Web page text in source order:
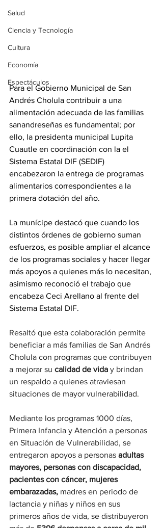
Salud
Ciencia y Tecnología
Cultura
Economía
Espectáculos
Para el Gobierno Municipal de San
Andrés Cholula contribuir a una
alimentación adecuada de las familias
sanandreseñas es fundamental; por
ello, la presidenta municipal Lupita
Cuautle en coordinación con la el
Sistema Estatal DIF (SEDIF)
encabezaron la entrega de programas
alimentarios correspondientes a la
primera dotación del año.
La munícipe destacó que cuando los
distintos órdenes de gobierno suman
esfuerzos, es posible ampliar el alcance
de los programas sociales y hacer llegar
más apoyos a quienes más lo necesitan,
asimismo reconoció el trabajo que
encabeza Ceci Arellano al frente del
Sistema Estatal DIF.
Resaltó que esta colaboración permite
beneficiar a más familias de San Andrés
Cholula con programas que contribuyen
a mejorar su calidad de vida y brindan
un respaldo a quienes atraviesan
situaciones de mayor vulnerabilidad.
Mediante los programas 1000 días,
Primera Infancia y Atención a personas
en Situación de Vulnerabilidad, se
entregaron apoyos a personas adultas
mayores, personas con discapacidad,
pacientes con cáncer, mujeres
embarazadas, madres en periodo de
lactancia y niñas y niños en sus
primeros años de vida, se distribuyeron